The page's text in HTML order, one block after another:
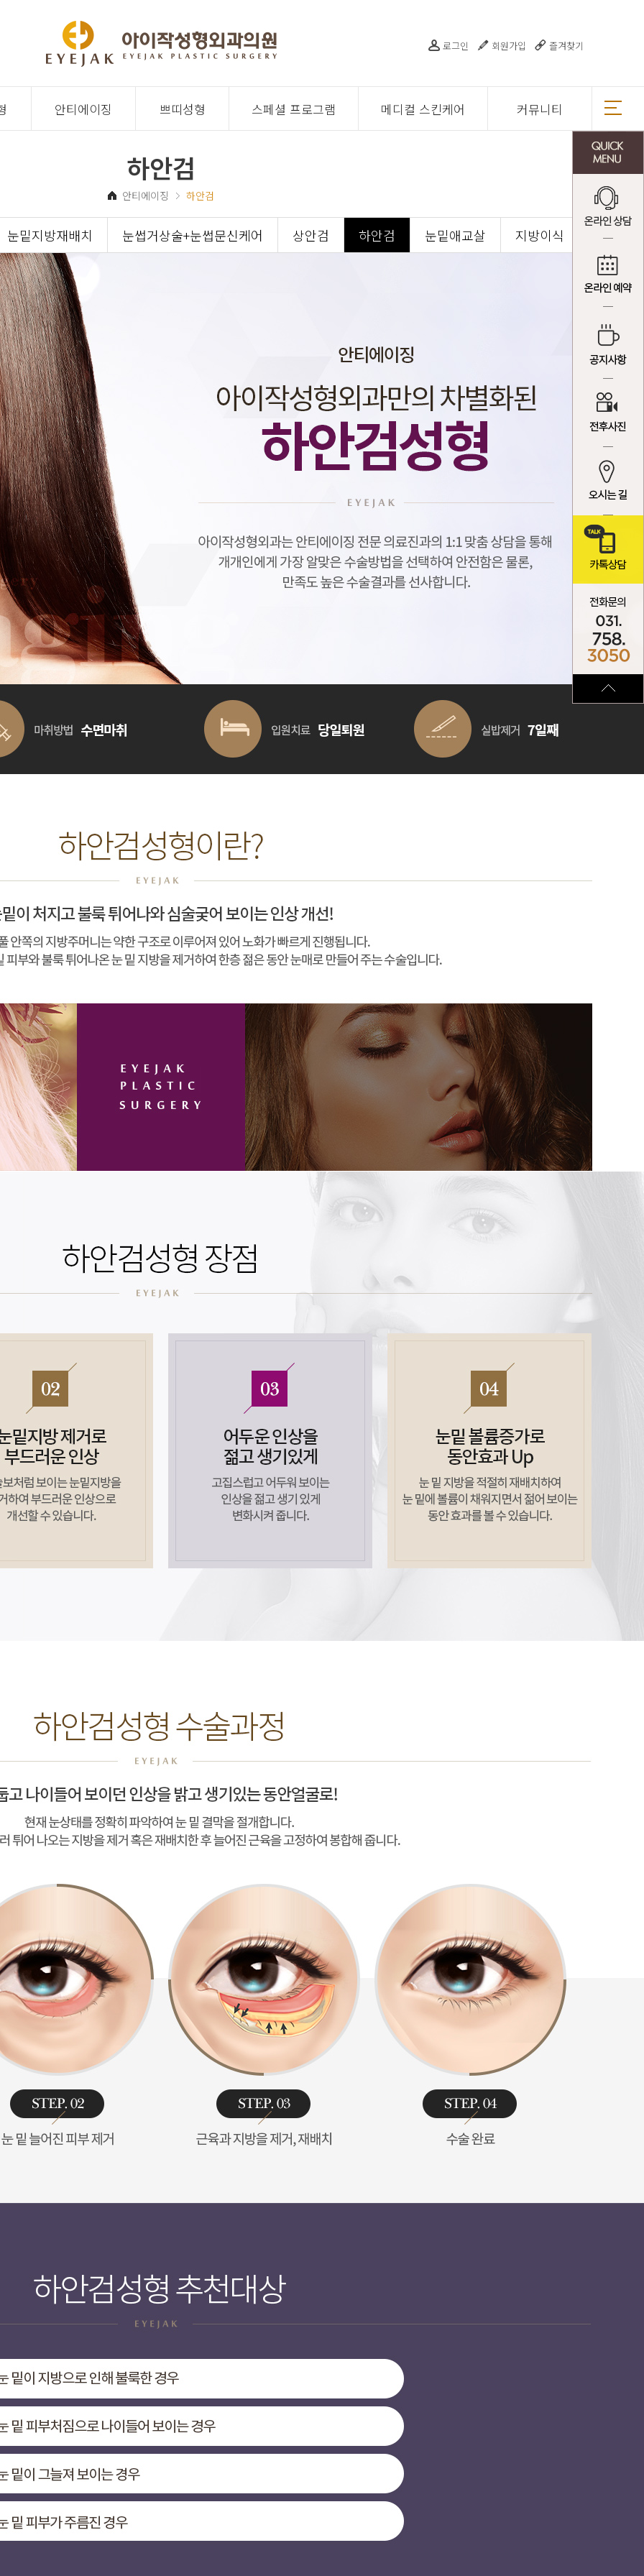
로그인 회원가입 즐겨찾기
안티에이징 쁘띠성형 스페셜 프로그램 메디컬 스킨케어 커뮤니티
하안검
안티에이징 하안검
눈밑지방재배치 눈썹거상술+눈썹문신케어 상안검 하안검 눈밑애교살 지방이식